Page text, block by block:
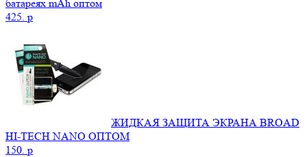
батареях mAh оптом
425. p
ЖИДКАЯ ЗАЩИТА ЭКРАНА BROAD
HI-TECH NANO ОПТОМ
150. p